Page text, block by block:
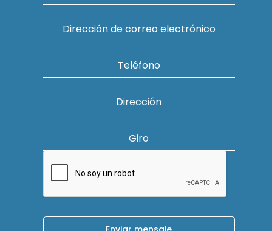
Dirección de correo electrónico
Teléfono
Dirección
Giro